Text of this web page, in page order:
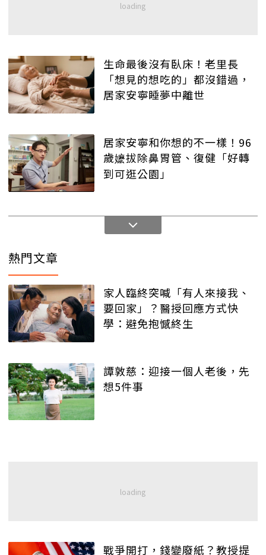
生命最後沒有臥床！老里長
「想見的想吃的」都沒錯過，
居家安寧睡夢中離世
居家安寧和你想的不一樣！96
歲嬷拔除鼻胃管、復健「好轉
到可逛公園」
熱門文章
家人臨終突喊「有人來接我、
要回家」？醫授回應方式快
學：避免抱憾終生
譚敦慈：迎接一個人老後，先
想5件事
戰爭開打，錢變廢紙？教授提